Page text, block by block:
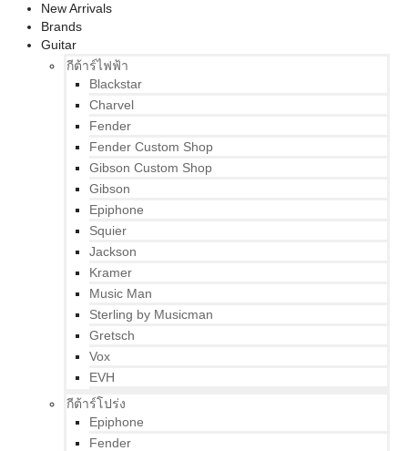
New Arrivals
Brands
Guitar
กีต้าร์ไฟฟ้า
Blackstar
Charvel
Fender
Fender Custom Shop
Gibson Custom Shop
Gibson
Epiphone
Squier
Jackson
Kramer
Music Man
Sterling by Musicman
Gretsch
Vox
EVH
กีต้าร์โปร่ง
Epiphone
Fender